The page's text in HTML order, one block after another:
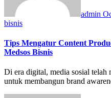
admin
bisnis
Tips Mengatur Content
Medsos Bisnis
Di era digital, media sosial telah menjadi salah satu saluran utama
untuk membangun brand